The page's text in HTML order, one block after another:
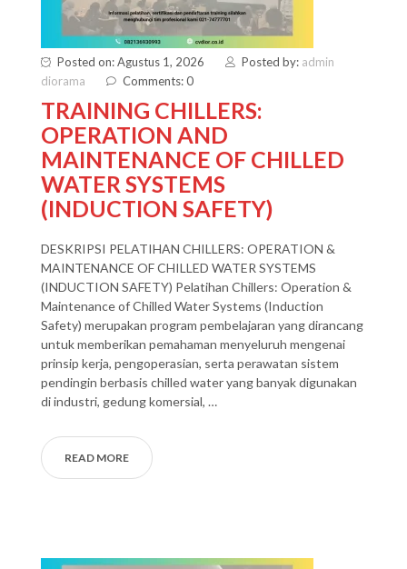
Posted on: Agustus 1, 2026 Posted by: admin
diorama
Comments: 0
TRAINING CHILLERS:
OPERATION AND
MAINTENANCE OF CHILLED
WATER SYSTEMS
(INDUCTION SAFETY)
DESKRIPSI PELATIHAN CHILLERS: OPERATION &
MAINTENANCE OF CHILLED WATER SYSTEMS
(INDUCTION SAFETY) Pelatihan Chillers: Operation &
Maintenance of Chilled Water Systems (Induction
Safety) merupakan program pembelajaran yang dirancang
untuk memberikan pemahaman menyeluruh mengenai
prinsip kerja, pengoperasian, serta perawatan sistem
pendingin berbasis chilled water yang banyak digunakan
di industri, gedung komersial, …
READ MORE